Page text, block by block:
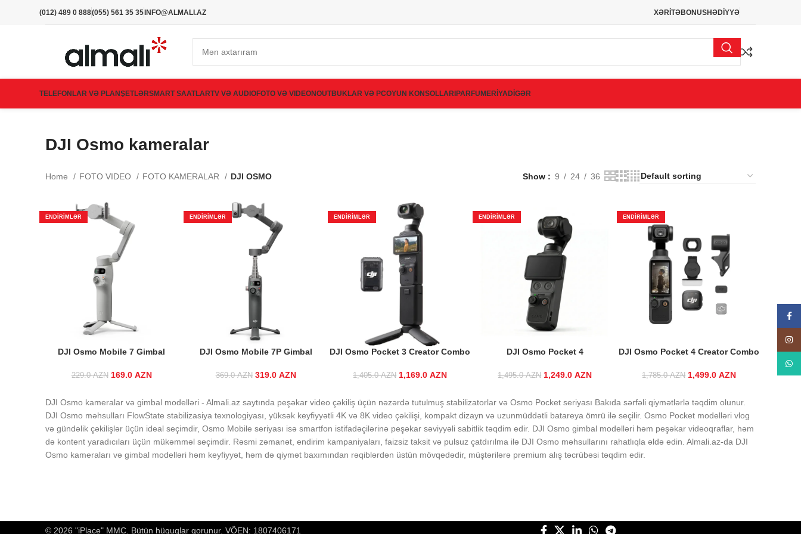
(012) 489 0 888(055) 561 35 35INFO@ALMALI.AZ XƏRİTƏBONUSHƏDİYYƏ
TELEFONLAR VƏ PLANŞETLƏRSMART SAATLARTV VƏ AUDIOFOTO VƏ VIDEONOUTBUKLAR VƏ PCOYUN KONSOLLARI PARFUMERİYADİGƏR
DJI Osmo kameralar
Home FOTO VIDEO FOTO KAMERALAR DJI OSMO Show 9 24 36
ENDIRIMLƏR
DJI Osmo Mobile 7 Gimbal
229.0AZN Original price was:
169.0 AZN
169.0 AZN.
ENDIRIMLƏR
DJI Osmo Mobile 7P Gimbal
369.0AZN Original price was:
319.0 AZN
319.0 AZN.
ENDIRIMLƏR
DJI Osmo Pocket 3 Creator Combo
1,405.0AZN Original price was:
1,169.0AZN
1,169.0 AZN.
ENDIRIMLƏR
DJI Osmo Pocket 4
1,495.0AZN Original price was:
1,249.0AZN
1,249.0 AZN.
ENDIRIMLƏR
DJI Osmo Pocket 4 Creator Combo
1,785.0AZN Original price was:
1,499.0AZN Current price
DJI Osmo kameralar və gimbal modelləri - Almali.az saytında peşəkar video çəkiliş üçün nəzərdə tutulmuş stabilizatorlar və Osmo Pocket seriyası Bakıda sərfəli qiymətlərlə təqdim olunur.
DJI Osmo məhsulları FlowState stabilizasiya texnologiyası, yüksək keyfiyyətli 4K və 8K video çəkilişi, kompakt dizayn və uzunmüddətli batareya ömrü ilə seçilir. Osmo Pocket modelləri vlog
və gündəlik çəkilişlər üçün ideal seçimdir, Osmo Mobile seriyası isə smartfon istifadəçilərinə peşəkar səviyyəli sabitlik təqdim edir. DJI Osmo gimbal modelləri həm peşəkar videoqraflar, həm
də kontent yaradıcıları üçün mükəmməl seçimdir. Rəsmi zəmanət, endirim kampaniyaları, faizsiz taksit və pulsuz çatdırılma ilə DJI Osmo məhsullarını rahatlıqla əldə edin. Almali.az-da DJI
Osmo kameraları və gimbal modelləri həm keyfiyyət, həm də qiymət baxımından rəqiblərdən üstün mövqedədir, müştərilərə premium alış təcrübəsi təqdim edir.
© 2026 "iPlace" MMC. Bütün hüquqlar qorunur. VÖEN: 1807406171